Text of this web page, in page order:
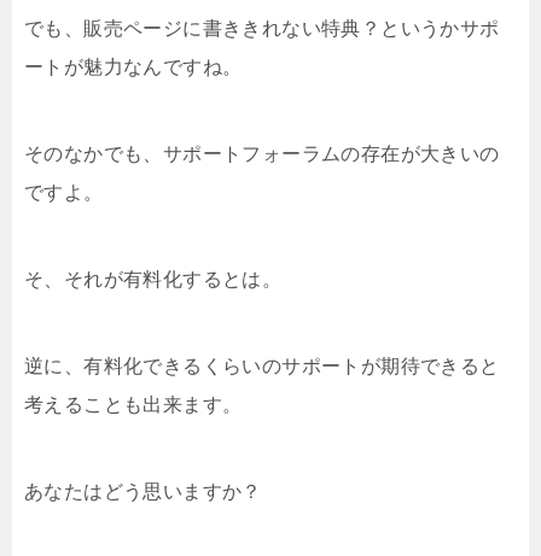
でも、販売ページに書ききれない特典？というかサポ
ートが魅力なんですね。
そのなかでも、サポートフォーラムの存在が大きいの
ですよ。
そ、それが有料化するとは。
逆に、有料化できるくらいのサポートが期待できると
考えることも出来ます。
あなたはどう思いますか？